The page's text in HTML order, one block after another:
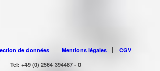
de données Mentions légales
CGV
Tel: +49 (0) 2564 394487 - 0